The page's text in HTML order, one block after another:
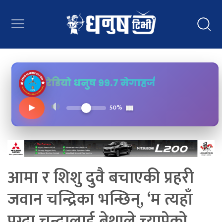
रेडियो धनुष ९९.७ मेगाहर्ज
▶
50%
आमा र शिशु दुवै बचाएकी प्रहरी
जवान चन्द्रिका भन्छिन्, ‘म त्यहाँ